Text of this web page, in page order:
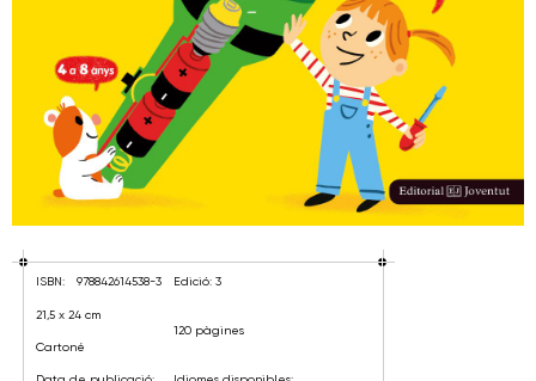
ISBN: 978842614538-3
21,5 x 24 cm
Cartoné
Edició: 3
120 pàgines